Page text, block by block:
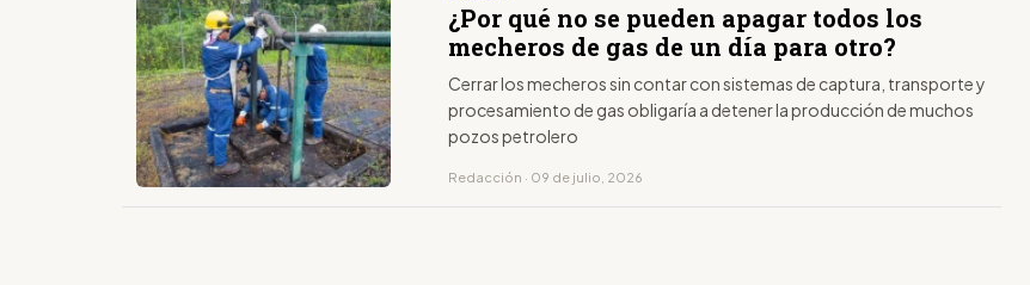
¿Por qué no se pueden apagar todos los
mecheros de gas de un día para otro?
Cerrar los mecheros sin contar con sistemas de captura, transporte y
procesamiento de gas obligaría a detener la producción de muchos
pozos petrolero
Redacción · 09 de julio, 2026